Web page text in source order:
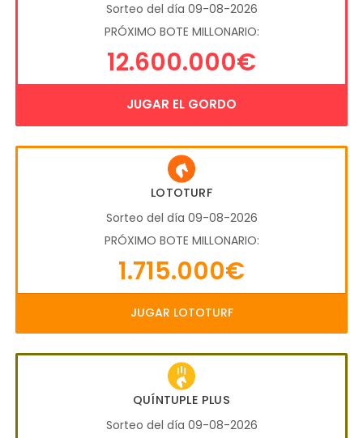
Sorteo del día 09-08-2026
PRÓXIMO BOTE MILLONARIO:
12.600.000€
JUGAR EL GORDO
LOTOTURF
Sorteo del día 09-08-2026
PRÓXIMO BOTE MILLONARIO:
1.715.000€
JUGAR LOTOTURF
QUÍNTUPLE PLUS
Sorteo del día 09-08-2026